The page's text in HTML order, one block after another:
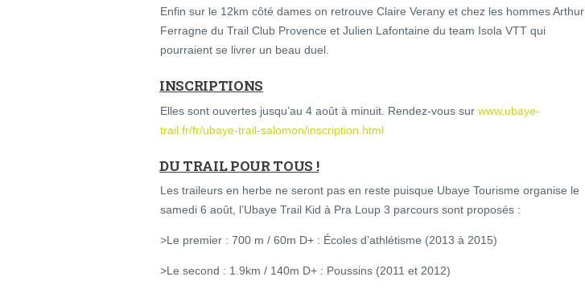
Enfin sur le 12km côté dames on retrouve Claire Verany et chez les hommes Arthur
Ferragne du Trail Club Provence et Julien Lafontaine du team Isola VTT qui
pourraient se livrer un beau duel.
INSCRIPTIONS
Elles sont ouvertes jusqu’au 4 août à minuit. Rendez-vous sur www.ubaye-
trail.fr/fr/ubaye-trail-salomon/inscription.html
DU TRAIL POUR TOUS !
Les traileurs en herbe ne seront pas en reste puisque Ubaye Tourisme organise le
samedi 6 août, l’Ubaye Trail Kid à Pra Loup 3 parcours sont proposés :
>Le premier : 700 m / 60m D+ : Écoles d’athlétisme (2013 à 2015)
>Le second : 1.9km / 140m D+ : Poussins (2011 et 2012)